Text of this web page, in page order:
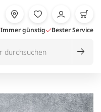
Immer günstig Bester Service